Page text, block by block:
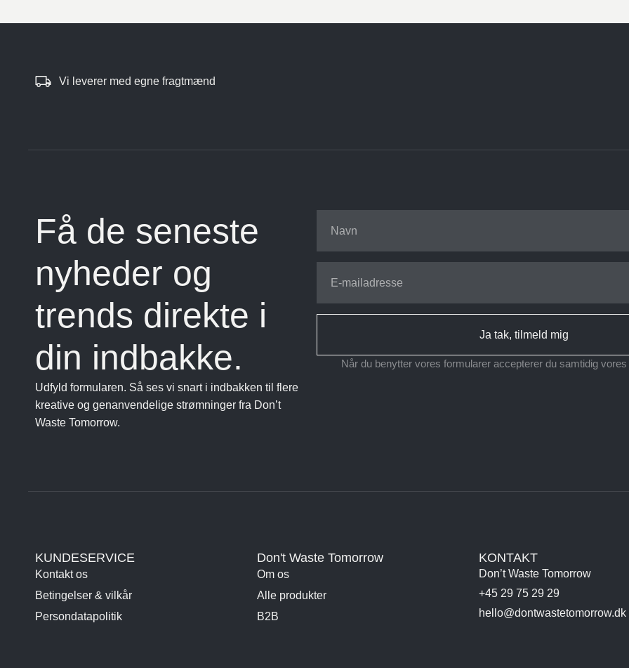
Vi leverer med egne fragtmænd
Få de seneste
nyheder og
trends direkte i
din indbakke.
Udfyld formularen. Så ses vi snart i indbakken til flere
kreative og genanvendelige strømninger fra Don’t
Waste Tomorrow.
Ja tak, tilmeld mig
Når du benytter vores formularer accepterer du samtidig vores
KUNDESERVICE
Kontakt os
Betingelser & vilkår
Persondatapolitik
Don't Waste Tomorrow
Om os
Alle produkter
B2B
KONTAKT
Don’t Waste Tomorrow
+45 29 75 29 29
hello@dontwastetomorrow.dk